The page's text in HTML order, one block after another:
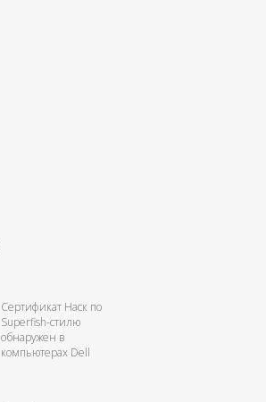
Сертификат Наск по
Superfish-стилю
обнаружен в
компьютерах Dell